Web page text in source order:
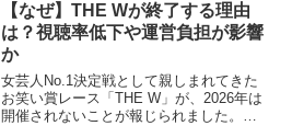
【なぜ】THE Wが終了する理由
は？視聴率低下や運営負担が影響
か
女芸人No.1決定戦として親しまれてきた
お笑い賞レース「THE W」が、2026年は
開催されないことが報じられました。